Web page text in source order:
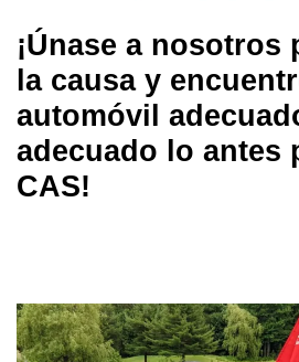
¡Únase a nosotros
la causa y
automóvil
adecuado lo antes
CAS!